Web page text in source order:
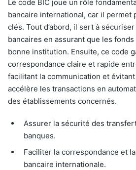
Le code BIC joue un rôle
bancaire international, car il permet
clés. Tout d’abord, il sert à
bancaires en assurant que les
bonne institution. Ensuite, ce code
correspondance claire et rapide
facilitant la communication et
accélère les transactions en
des établissements concernés.
Assurer la sécurité des
banques.
Faciliter la correspondance et
bancaire internationale.